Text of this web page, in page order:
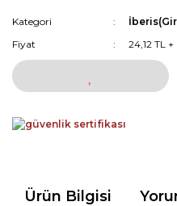
Kategori
Fiyat
24,12 TL
Ürün Bilgisi